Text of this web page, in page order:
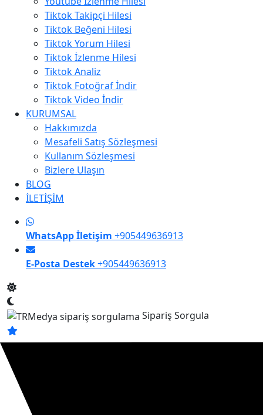
Tiktok Takipçi Hilesi
Tiktok Beğeni Hilesi
Tiktok Yorum Hilesi
Tiktok İzlenme Hilesi
Tiktok Analiz
Tiktok Fotoğraf İndir
Tiktok Video İndir
KURUMSAL
Hakkımızda
Mesafeli Satış Sözleşmesi
Kullanım Sözleşmesi
Bizlere Ulaşın
BLOG
İLETİŞİM
WhatsApp İletişim +905449636913
E-Posta Destek+905449636913
Sipariş Sorgula